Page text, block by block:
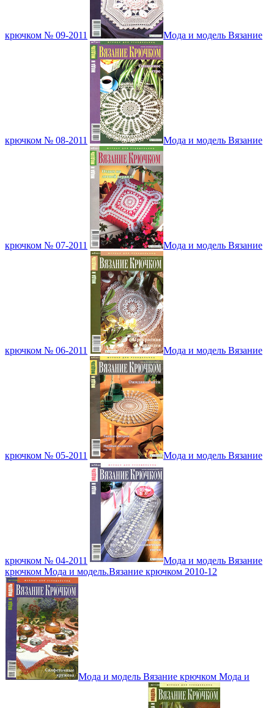
крючком № 09-2011 Мода и модель Вязание
крючком № 08-2011 Мода и модель Вязание
крючком № 07-2011 Мода и модель Вязание
крючком № 06-2011 Мода и модель Вязание
крючком № 05-2011 Мода и модель Вязание
крючком № 04-2011
Мода и модель Вязание
крючком Мода и модель.Вязание крючком 2010-12
Мода и модель Вязание крючком Мода и